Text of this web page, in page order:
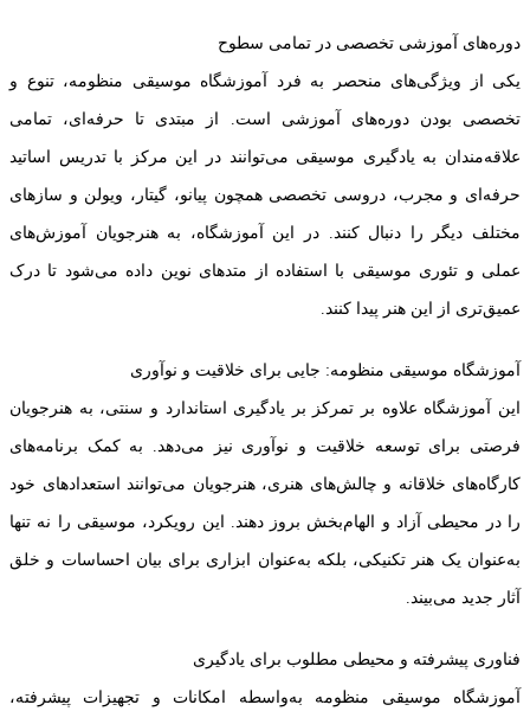
دوره‌های آموزشی تخصصی در تمامی سطوح
یکی از ویژگی‌های منحصر به فرد آموزشگاه موسیقی منظومه، تنوع و
تخصصی بودن دوره‌های آموزشی است. از مبتدی تا حرفه‌ای، تمامی
علاقه‌مندان به یادگیری موسیقی می‌توانند در این مرکز با تدریس اساتید
حرفه‌ای و مجرب، دروسی تخصصی همچون پیانو، گیتار، ویولن و سازهای
مختلف دیگر را دنبال کنند. در این آموزشگاه، به هنرجویان آموزش‌های
عملی و تئوری موسیقی با استفاده از متدهای نوین داده می‌شود تا درک
عمیق‌تری از این هنر پیدا کنند.
آموزشگاه موسیقی منظومه: جایی برای خلاقیت و نوآوری
این آموزشگاه علاوه بر تمرکز بر یادگیری استاندارد و سنتی، به هنرجویان
فرصتی برای توسعه خلاقیت و نوآوری نیز می‌دهد. به کمک برنامه‌های
کارگاه‌های خلاقانه و چالش‌های هنری، هنرجویان می‌توانند استعدادهای خود
را در محیطی آزاد و الهام‌بخش بروز دهند. این رویکرد، موسیقی را نه تنها
به‌عنوان یک هنر تکنیکی، بلکه به‌عنوان ابزاری برای بیان احساسات و خلق
آثار جدید می‌بیند.
فناوری پیشرفته و محیطی مطلوب برای یادگیری
آموزشگاه موسیقی منظومه به‌واسطه امکانات و تجهیزات پیشرفته،